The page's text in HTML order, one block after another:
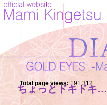
Total page views: 191,312
ちょっとドキドキ…